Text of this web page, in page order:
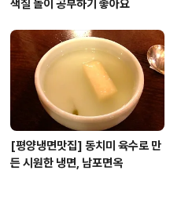
색칠 놀이 공부하기 좋아요
[평양냉면맛집] 동치미 육수로 만
든 시원한 냉면, 남포면옥